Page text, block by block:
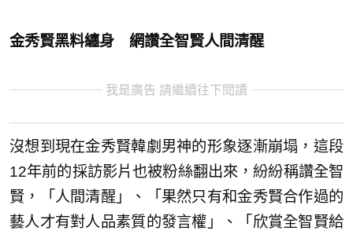
金秀賢黑料纏身 網讚全智賢人間清醒
我是廣告 請繼續往下閱讀
沒想到現在金秀賢韓劇男神的形象逐漸崩塌，這段
12年前的採訪影片也被粉絲翻出來，紛紛稱讚全智
賢，「人間清醒」、「果然只有和金秀賢合作過的
藝人才有對人品素質的發言權」、「欣賞全智賢給